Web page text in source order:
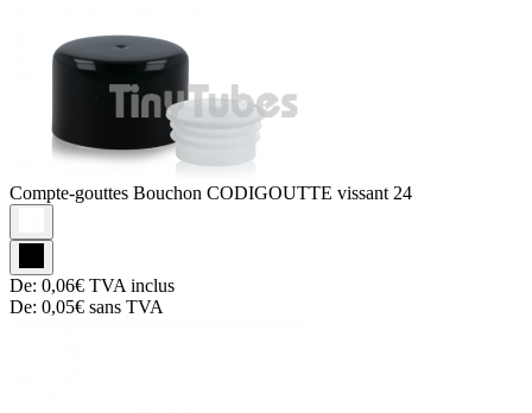
Compte-gouttes Bouchon CODIGOUTTE vissant 24
De: 0,06€ TVA inclus
De: 0,05€ sans TVA